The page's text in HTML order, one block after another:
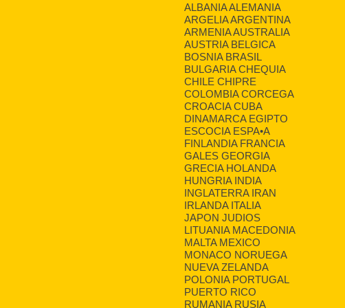
ALBANIA ALEMANIA
ARGELIA ARGENTINA
ARMENIA AUSTRALIA
AUSTRIA BELGICA
BOSNIA BRASIL
BULGARIA CHEQUIA
CHILE CHIPRE
COLOMBIA CORCEGA
CROACIA CUBA
DINAMARCA EGIPTO
ESCOCIA ESPA•A
FINLANDIA FRANCIA
GALES GEORGIA
GRECIA HOLANDA
HUNGRIA INDIA
INGLATERRA IRAN
IRLANDA ITALIA
JAPON JUDIOS
LITUANIA MACEDONIA
MALTA MEXICO
MONACO NORUEGA
NUEVA ZELANDA
POLONIA PORTUGAL
PUERTO RICO
RUMANIA RUSIA